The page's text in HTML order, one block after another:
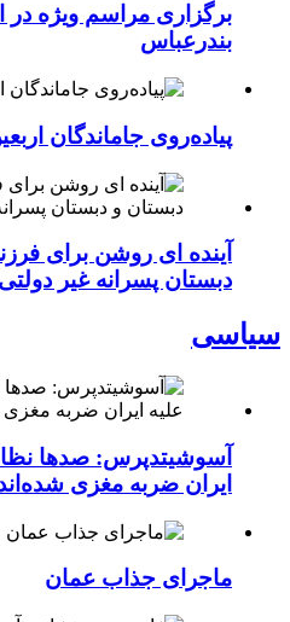
برگزاری مراسم ویژه در
بندرعباس
پیاده‌روی جاماندگان
آینده ای روشن برای
دبستان پسرانه غیر
سیاسی
آسوشیتدپرس: صدها
ایران ضربه مغزی
ماجرای جذاب عمان